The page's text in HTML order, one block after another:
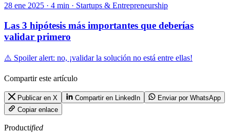
28 ene 2025 · 4 min · Startups & Entrepreneurship
Las 3 hipótesis más importantes que deberías
validar primero
⚠️ Spoiler alert: no, ¡validar la solución no está entre ellas!
Compartir este artículo
Publicar en X Compartir en LinkedIn
Enviar por WhatsApp
Copiar enlace
Productified